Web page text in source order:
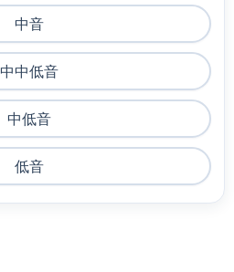
中音
中中低音
中低音
低音